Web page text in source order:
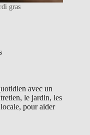
gras
avec un
le jardin, les
pour aider